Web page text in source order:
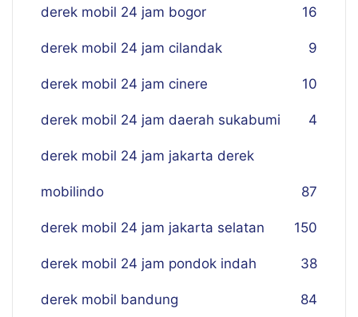
derek mobil 24 jam bogor 16
derek mobil 24 jam cilandak 9
derek mobil 24 jam cinere 10
derek mobil 24 jam daerah sukabumi 4
derek mobil 24 jam jakarta derek
mobilindo 87
derek mobil 24 jam jakarta selatan 150
derek mobil 24 jam pondok indah 38
derek mobil bandung 84